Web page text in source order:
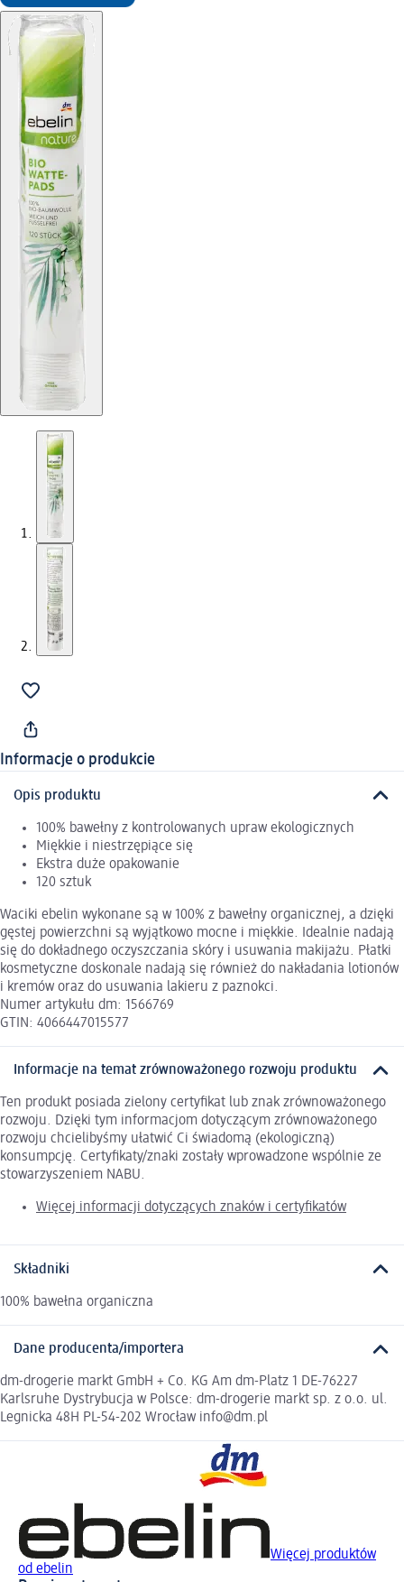
Informacje o produkcie
Opis produktu
100% bawełny z kontrolowanych upraw ekologicznych
Miękkie i niestrzępiące się
Ekstra duże opakowanie
120 sztuk
Waciki ebelin wykonane są w 100% z bawełny organicznej, a dzięki
gęstej powierzchni są wyjątkowo mocne i miękkie. Idealnie nadają
się do dokładnego oczyszczania skóry i usuwania makijażu. Płatki
kosmetyczne doskonale nadają się również do nakładania lotionów
i kremów oraz do usuwania lakieru z paznokci.
Numer artykułu dm: 1566769
GTIN: 4066447015577
Informacje na temat zrównoważonego rozwoju produktu
Ten produkt posiada zielony certyfikat lub znak zrównoważonego
rozwoju. Dzięki tym informacjom dotyczącym zrównoważonego
rozwoju chcielibyśmy ułatwić Ci świadomą (ekologiczną)
konsumpcję. Certyfikaty/znaki zostały wprowadzone wspólnie ze
stowarzyszeniem NABU.
Więcej informacji dotyczących znaków i certyfikatów
Składniki
100% bawełna organiczna
Dane producenta/importera
dm-drogerie markt GmbH + Co. KG Am dm-Platz 1 DE-76227
Karlsruhe Dystrybucja w Polsce: dm-drogerie markt sp. z o.o. ul.
Legnicka 48H PL-54-202 Wrocław info@dm.pl
Więcej produktów
od ebelin